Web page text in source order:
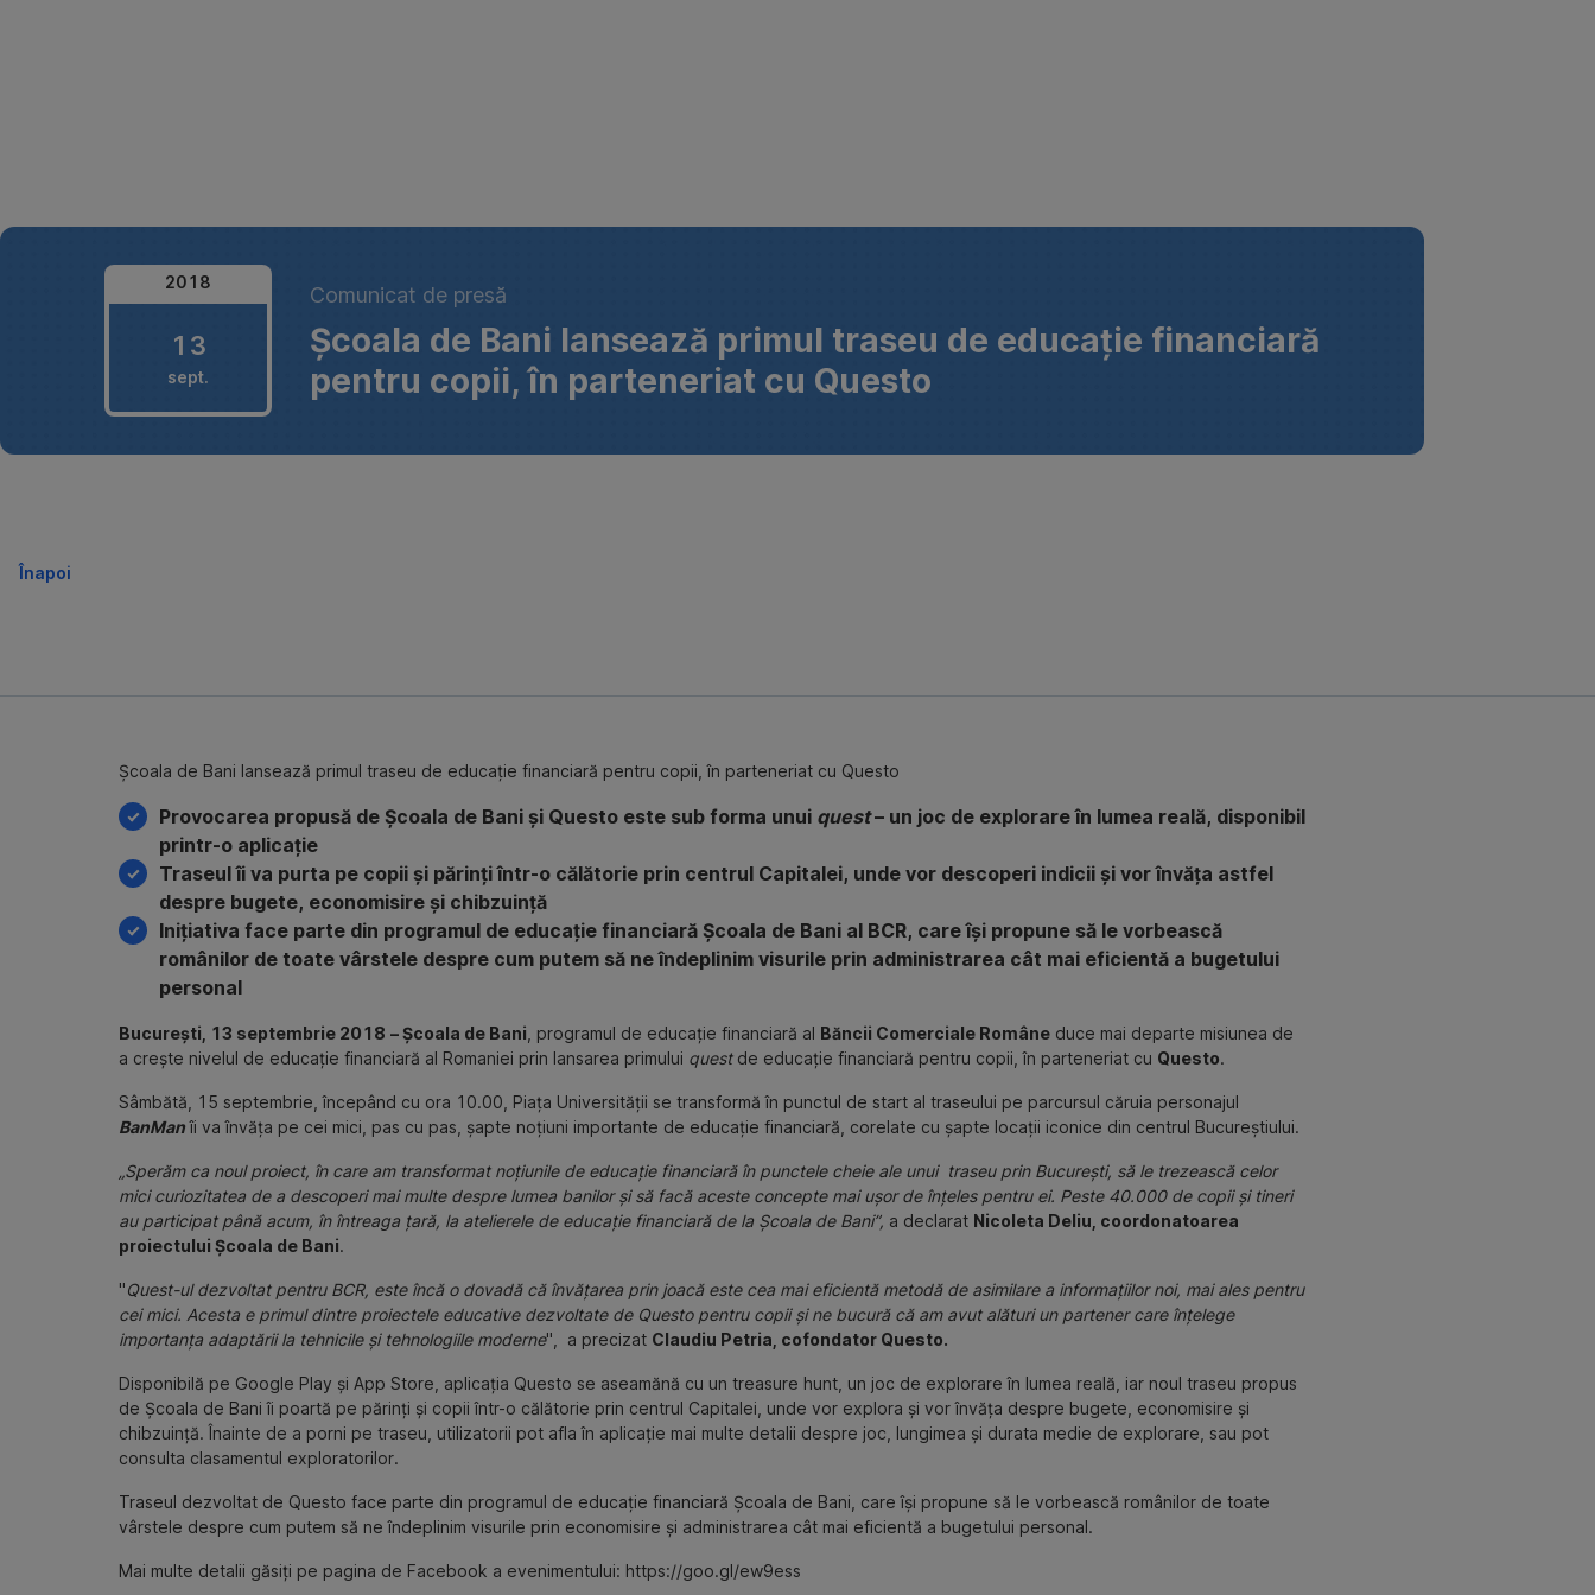
2018
13
sept.
13
2018
Comunicat de presă
Școala de Bani lansează primul traseu de educație financiară
pentru copii, în parteneriat cu Questo
Înapoi
Școala de Bani lansează primul traseu de educație financiară pentru copii, în parteneriat cu Questo
Provocarea propusă de Școala de Bani și Questo este sub forma unui quest– un joc de explorare în lumea reală, disponibil
printr-o aplicație
Traseul îi va purta pe copii și părinți într-o călătorie prin centrul Capitalei, unde vor descoperi indicii și vor învăța astfel
despre bugete, economisire și chibzuință
Inițiativa face parte din programul de educație financiară Școala de Bani al BCR, care își propune să le vorbească
românilor de toate vârstele despre cum putem să ne îndeplinim visurile prin administrarea cât mai eficientă a bugetului
personal
București, 13 septembrie 2018 – Școala de Bani , programul de educație financiară al Băncii Comerciale Române duce mai departe misiunea de
a crește nivelul de educație financiară al Romaniei prin lansarea primului questde educație financiară pentru copii, în parteneriat cu Questo.
Sâmbătă, 15 septembrie, începând cu ora 10.00, Piața Universității se transformă în punctul de start al traseului pe parcursul căruia personajul
BanManîi va învăța pe cei mici, pas cu pas, șapte noțiuni importante de educație financiară, corelate cu șapte locații iconice din centrul Bucureștiului.
„Sperăm ca noul proiect, în care am transformat noțiunile de educație financiară în punctele cheie ale unui traseu prin București, să le trezească celor
mici curiozitatea de a descoperi mai multe despre lumea banilor și să facă aceste concepte mai ușor de înțeles pentru ei. Peste 40.000 de copii și tineri
au participat până acum, în întreaga țară, la atelierele de educație financiară de la Școala de Bani”, a declarat Nicoleta Deliu, coordonatoarea
proiectului Școala de Bani.
"Quest-ul dezvoltat pentru BCR, este încă o dovadă că învățarea prin joacă este cea mai eficientă metodă de asimilare a informațiilor noi, mai ales pentru
cei mici. Acesta e primul dintre proiectele educative dezvoltate de Questo pentru copii și ne bucură că am avut alături un partener care înțelege
importanța adaptării la tehnicile și tehnologiile moderne", a precizat Claudiu Petria, cofondator Questo.
Disponibilă pe Google Play și App Store, aplicația Questo se aseamănă cu un treasure hunt, un joc de explorare în lumea reală, iar noul traseu propus
de Școala de Bani îi poartă pe părinți și copii într-o călătorie prin centrul Capitalei, unde vor explora și vor învăța despre bugete, economisire și
chibzuință. Înainte de a porni pe traseu, utilizatorii pot afla în aplicație mai multe detalii despre joc, lungimea și durata medie de explorare, sau pot
consulta clasamentul exploratorilor.
Traseul dezvoltat de Questo face parte din programul de educație financiară Școala de Bani, care își propune să le vorbească românilor de toate
vârstele despre cum putem să ne îndeplinim visurile prin economisire și administrarea cât mai eficientă a bugetului personal.
Mai multe detalii găsiți pe pagina de Facebook a evenimentului: https://goo.gl/ew9ess